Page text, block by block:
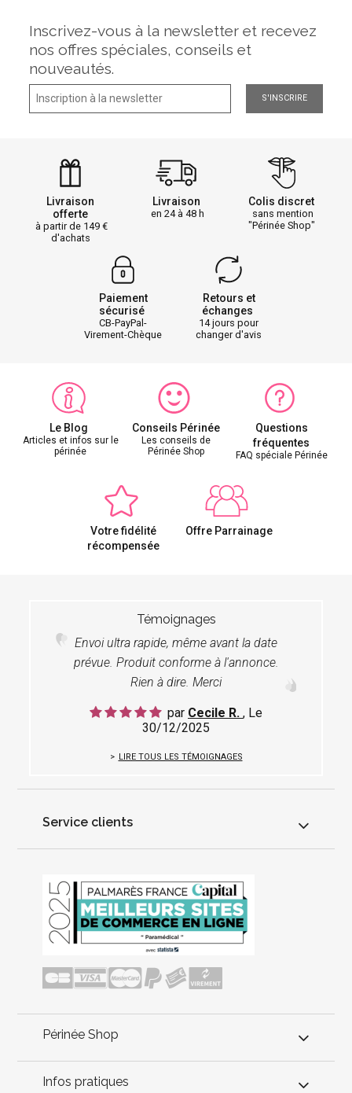
Inscrivez-vous à la newsletter et recevez
nos offres spéciales, conseils et
nouveautés.
S'INSCRIRE
Livraison
offerte
à partir de 149
d'achats
Livraison
en 24 à 48 h
Colis discret
sans mention
"Périnée Shop"
Paiement
sécurisé
CB-PayPal-
Virement-Chèque
Retours et
échanges
14 jours pour
changer d'avis
Le Blog
Articles et infos sur le
périnée
Conseils Périnée
Les conseils de
Périnée Shop
Questions
fréquentes
FAQ spéciale Périnée
Votre fidélité
récompensée
Offre Parrainage
Témoignages
Envoi ultra rapide, même avant la date
prévue. Produit conforme à l'annonce.
Rien à dire. Merci
par Cecile R. , Le
30/12/2025
LIRE TOUS LES TÉMOIGNAGES
Service clients
Périnée Shop
Infos pratiques